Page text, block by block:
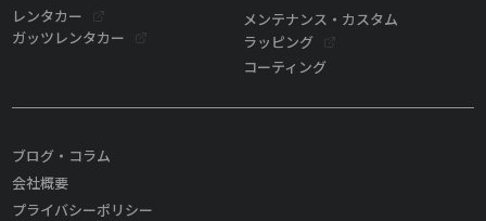
レンタカー
ガッツレンタカー
メンテナンス・カスタム
ラッピング
コーティング
ブログ・コラム
会社概要
プライバシーポリシー